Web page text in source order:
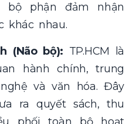
phận đảm nhận
khác nhau.
(Não bộ): TP.HCM là
hành chính, trung
và văn hóa. Đây
ra quyết sách, thu